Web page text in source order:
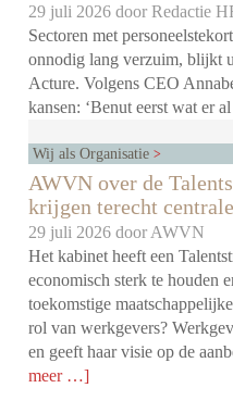
29 juli 2026 doorRedactie
Sectoren met
onnodig lang verzuim, blijkt
Acture. Volgens CEO
kansen: ‘Benut eerst wat er al
Wij als Organisatie
AWVN over de
krijgen terecht
29 juli 2026 doorAWVN
Het kabinet heeft een
economisch sterk te houden
toekomstige
rol van werkgevers?
en geeft haar visie op de
meer …]